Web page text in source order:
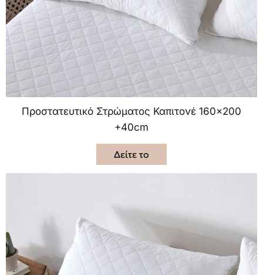
Προστατευτικό Στρώματος Καπιτονέ 160×200
+40cm
Δείτε το